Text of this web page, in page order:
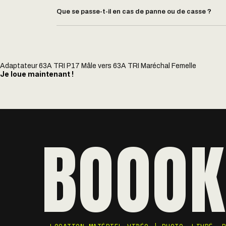
Que se passe-t-il en cas de panne ou de casse ?
Adaptateur 63A TRI P17 Mâle vers 63A TRI Maréchal Femelle
Je loue maintenant !